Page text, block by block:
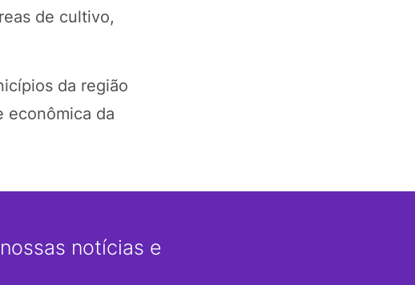
de cultivo,
da região
econômica da
notícias e